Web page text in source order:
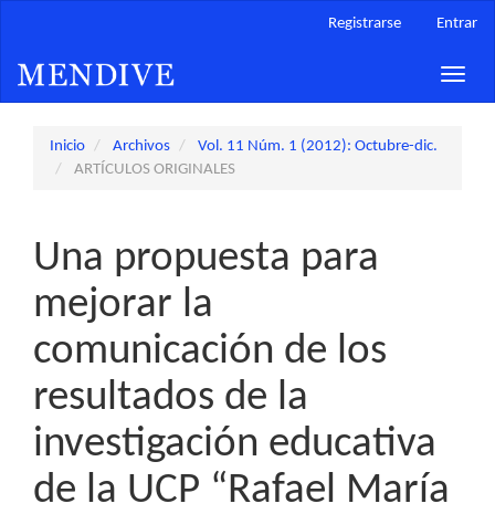
principal
Barra
Registrarse Entrar
Toggle
Inicio Archivos
Vol. 11 Núm. 1 (2012): Octubre-dic.
ARTÍCULOS ORIGINALES
Una propuesta para
mejorar la
comunicación de los
resultados de la
investigación educativa
de la UCP “Rafael María